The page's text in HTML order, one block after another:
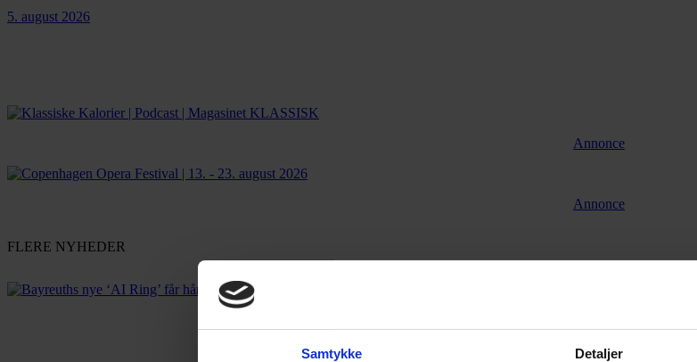
Samtykke Detaljer
5. august 2026
Annonce
Annonce
FLERE NYHEDER